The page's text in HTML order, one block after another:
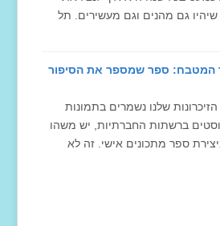
שיהיו גם מהנים וגם מעשירים. תל
המטבח: ספר שמספר את הסיפור
שלנו נשמרים בתמונות
ברשתות החברתיות, יש משהו
ספר מתכונים אישי. זה לא